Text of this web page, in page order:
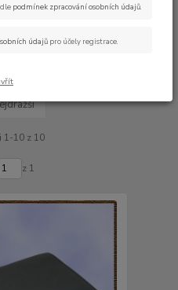
PENĚŽENKY
1-10 z 10
z 1
podmínek zpracování osobních údajů.
údajů pro účely registrace.